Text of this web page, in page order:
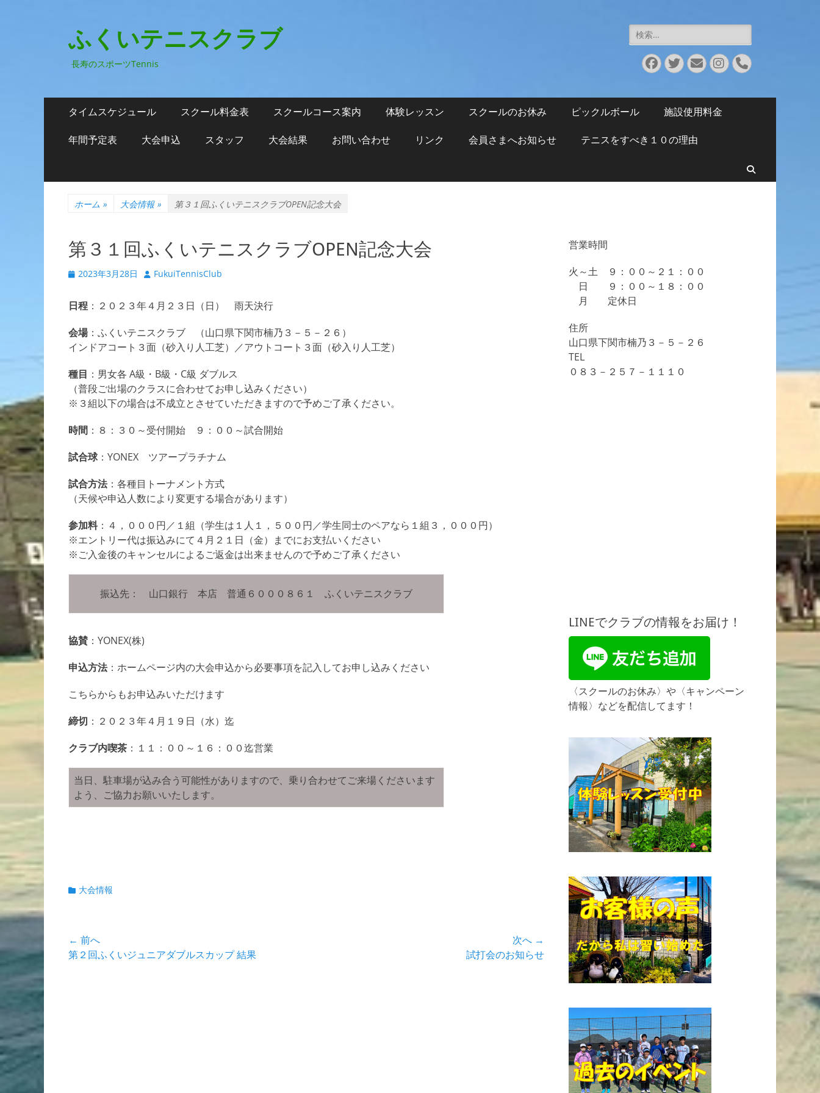
ふくいテニスクラブ
長寿のスポーツTennis
検
索:
Facebook
Twitter
メ
ー
Instagram
電
話
メ
ン
ー
タイムスケジュール スクール料金表 スクールコース案内 体験レッスン スクールのお休み ピックルボール 施設使用料金
年間予定表 大会申込 スタッフ 大会結果 お問い合わせ リンク 会員さまへお知らせ テニスをすべき１０の理由
ホーム » 大会情報 » 第３１回ふくいテニスクラブOPEN記念大会
第３１回ふくいテニスクラブOPEN記念大会
投
日
2023年3月28日
投 FukuiTennisClub
日程 ：２０２３年４月２３日（日） 雨天決行
会場：ふくいテニスクラブ （山口県下関市楠乃３－５－２６）
インドアコート３面（砂入り人工芝）／アウトコート３面（砂入り人工芝）
種目 ：男女各 A級・B級・C級 ダブルス
（普段ご出場のクラスに合わせてお申し込みください）
※３組以下の場合は不成立とさせていただきますので予めご了承ください。
時間 ：８：３０～受付開始 ９：００～試合開始
試合球：YONEX ツアープラチナム
試合方法：各種目トーナメント方式
（天候や申込人数により変更する場合があります）
参加料：４，０００円／１組（学生は１人１，５００円／学生同士のペアなら１組３，０００円）
※エントリー代は振込みにて４月２１日（金）までにお支払いください
※ご入金後のキャンセルによるご返金は出来ませんので予めご了承ください
振込先： 山口銀行 本店 普通６０００８６１ ふくいテニスクラブ
協賛 ：YONEX(株)
申込方法：ホームページ内の大会申込から必要事項を記入してお申し込みください
こちらからもお申込みいただけます
締切 ：２０２３年４月１９日（水）迄
クラブ内喫茶 ：１１：００～１６：００迄営業
当日、駐車場が込み合う可能性がありますので、乗り合わせてご来場くださいます
よう、ご協力お願いいたします。
カ
ー
大会情報
投
稿
← 前へ
前
第２回ふくいジュニアダブルスカップ 結果
次へ →
試打会のお知らせ
営業時間
火～土 ９：００～２１：００
日 ９：００～１８：００
月 定休日
住所
山口県下関市楠乃３－５－２６
TEL
０８３－２５７－１１１０
LINEでクラブの情報をお届け！
〈スクールのお休み〉や〈キャンペーン
情報〉などを配信してます！